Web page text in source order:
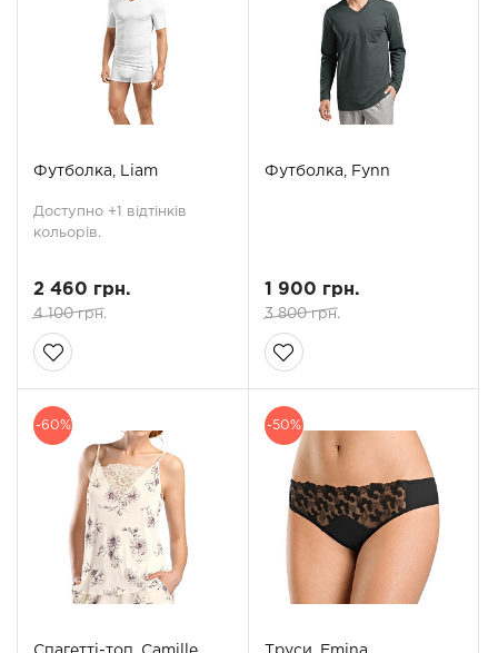
Футболка, Liam
Доступно +1 відтінків
кольорів.
2 460 грн.
4 100 грн.
Футболка, Fynn
1 900 грн.
3 800 грн.
-60% -50%